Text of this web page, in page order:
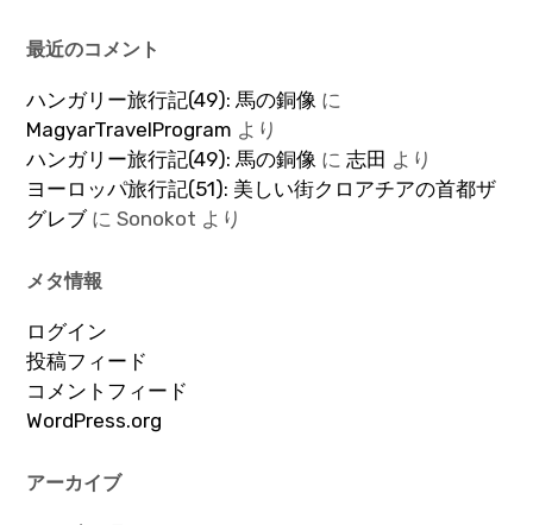
最近のコメント
ハンガリー旅行記(49): 馬の銅像 に
MagyarTravelProgram より
ハンガリー旅行記(49): 馬の銅像 に志田 より
ヨーロッパ旅行記(51): 美しい街クロアチアの首都ザ
グレブにSonokot より
メタ情報
ログイン
投稿フィード
コメントフィード
WordPress.org
アーカイブ